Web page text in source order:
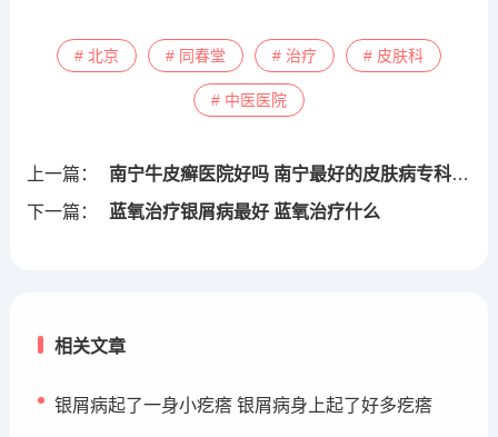
# 北京 # 同春堂 # 治疗 # 皮肤科
# 中医医院
上一篇：
南宁牛皮癣医院好吗 南宁最好的皮肤病专科医院
下一篇：
蓝氧治疗银屑病最好 蓝氧治疗什么
相关文章
银屑病起了一身小疙瘩 银屑病身上起了好多疙瘩